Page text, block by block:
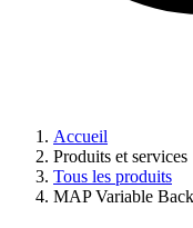
Accueil
Produits et services
Tous les produits
MAP Variable